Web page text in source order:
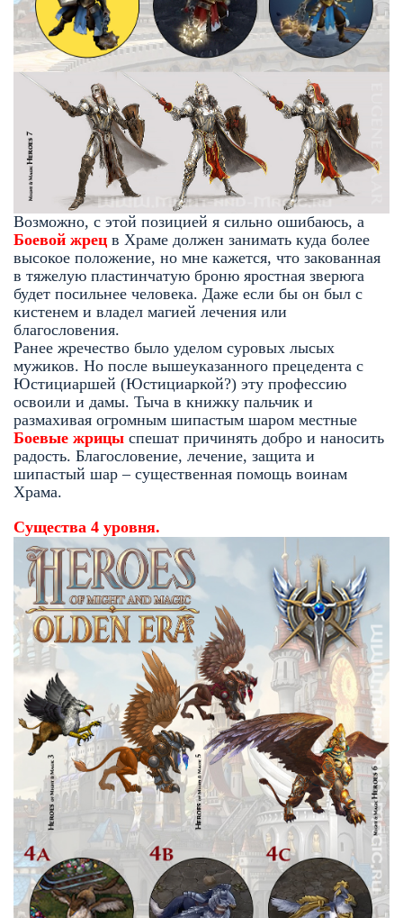
Возможно, с этой позицией я сильно ошибаюсь, а
Боевой жрец в Храме должен занимать куда более
высокое положение, но мне кажется, что закованная
в тяжелую пластинчатую броню яростная зверюга
будет посильнее человека. Даже если бы он был с
кистенем и владел магией лечения или
благословения.
Ранее жречество было уделом суровых лысых
мужиков. Но после вышеуказанного прецедента с
Юстициаршей (Юстициаркой?) эту профессию
освоили и дамы. Тыча в книжку пальчик и
размахивая огромным шипастым шаром местные
Боевые жрицы спешат причинять добро и наносить
радость. Благословение, лечение, защита и
шипастый шар – существенная помощь воинам
Храма.
Существа 4 уровня.